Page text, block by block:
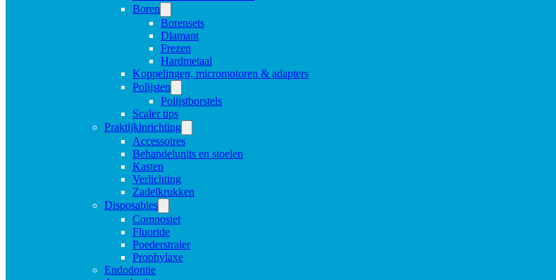
Boren
Borensets
Diamant
Frezen
Hardmetaal
Koppelingen, micromotoren & adapters
Polijsten
Polijstborstels
Scaler tips
Praktijkinrichting
Accessoires
Behandelunits en stoelen
Kasten
Verlichting
Zadelkrukken
Disposables
Composiet
Fluoride
Poederstraler
Prophylaxe
Endodontie